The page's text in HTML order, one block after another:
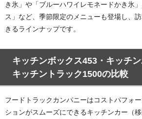
き氷」や「ブルーハワイレモネードかき氷
ス」など、季節限定のメニューも登場し、
きるラインナップです。
キッチンボックス453・キッチ
キッチントラック1500の比較
フードトラックカンパニーはコストパフォ
ションがスムーズにできるキッチンカー（